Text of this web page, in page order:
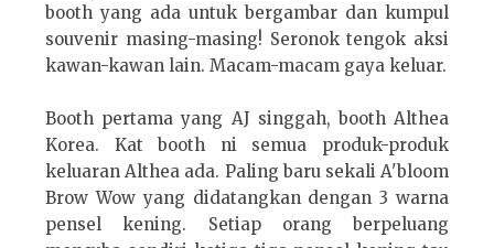
booth yang ada untuk bergambar dan kumpul
souvenir masing-masing! Seronok tengok aksi
kawan-kawan lain. Macam-macam gaya keluar.
Booth pertama yang AJ singgah, booth Althea
Korea. Kat booth ni semua produk-produk
keluaran Althea ada. Paling baru sekali A'bloom
Brow Wow yang didatangkan dengan 3 warna
pensel kening. Setiap orang berpeluang